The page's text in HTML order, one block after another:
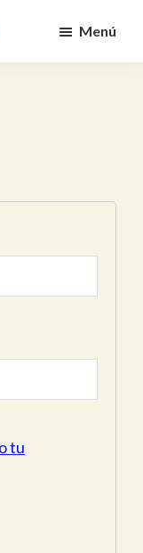
Menú
tu